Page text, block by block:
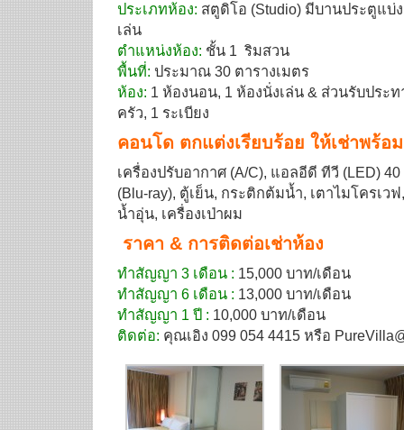
ประเภทห้อง: สตูดิโอ (Studio) มีบานประตูแ
เล่น
ตำแหน่งห้อง: ชั้น 1 ริมสวน
พื้นที่: ประมาณ 30 ตารางเมตร
ห้อง: 1 ห้องนอน, 1 ห้องนั่งเล่น & ส่วนรับประ
ครัว, 1 ระเบียง
คอนโด ตกแต่งเรียบร้อย ให้เช่าพร้อ
เครื่องปรับอากาศ (A/C), แอลอีดี ทีวี (LED)
(Blu-ray), ตู้เย็น, กระติกต้มน้ำ, เตาไมโครเว
น้ำอุ่น, เครื่องเป่าผม
ราคา & การติดต่อเช่าห้อง
ทำสัญญา 3 เดือน : 15,000 บาท/เดือน
ทำสัญญา 6 เดือน : 13,000 บาท/เดือน
ทำสัญญา 1 ปี : 10,000 บาท/เดือน
ติดต่อ: คุณเอิง 099 054 4415 หรือ